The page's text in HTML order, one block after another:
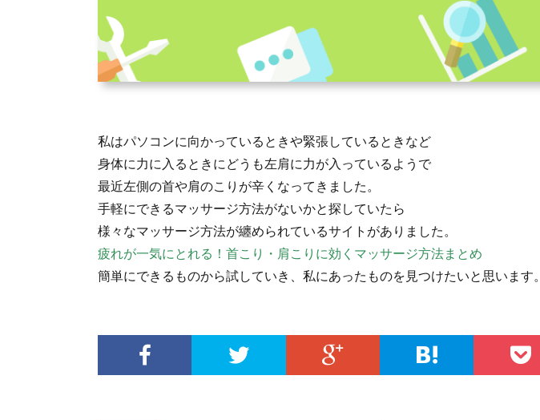
私はパソコンに向かっているときや緊張しているときなど
身体に力に入るときにどうも左肩に力が入っているようで
最近左側の首や肩のこりが辛くなってきました。
手軽にできるマッサージ方法がないかと探していたら
様々なマッサージ方法が纏められているサイトがありました。
疲れが一気にとれる！首こり・肩こりに効くマッサージ方法まとめ
簡単にできるものから試していき、私にあったものを見つけたいと思います。